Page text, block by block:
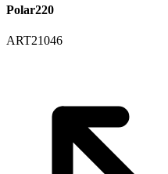
Polar220
ART21046